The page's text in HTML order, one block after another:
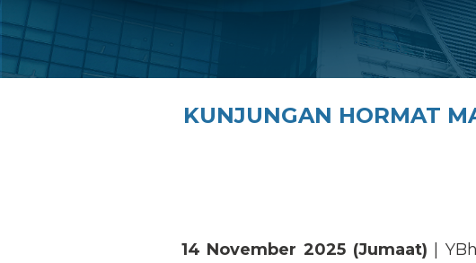
KUNJUNGAN HORMAT
14 November 2025 (Jumaat) |